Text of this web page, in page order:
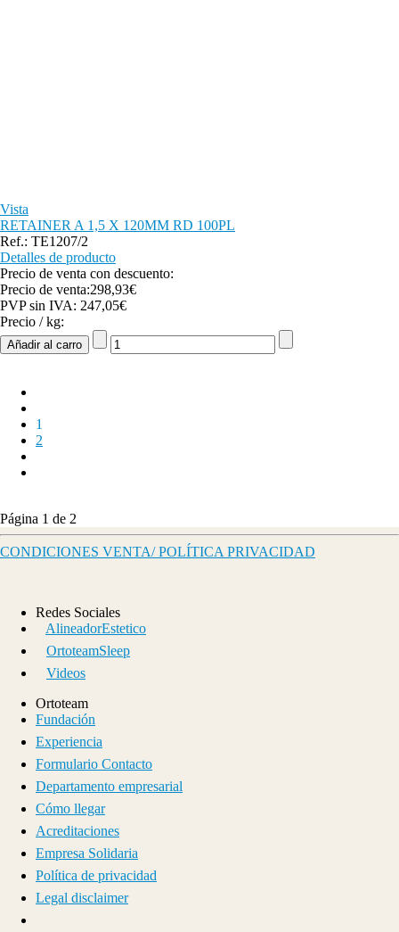
Vista
RETAINER A 1,5 X 120MM RD 100PL
Ref.: TE1207/2
Detalles de producto
Precio de venta con descuento:
Precio de venta:298,93€
PVP sin IVA: 247,05€
Precio / kg:
1
2
Página 1 de 2
CONDICIONES VENTA/ POLÍTICA PRIVACIDAD
Redes Sociales
AlineadorEstetico
OrtoteamSleep
Videos
Ortoteam
Fundación
Experiencia
Formulario Contacto
Departamento empresarial
Cómo llegar
Acreditaciones
Empresa Solidaria
Política de privacidad
Legal disclaimer